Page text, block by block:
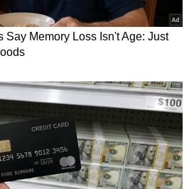
ಯುವಕರು ಕಾಮೆಂಟ್ ಮಾಡಿದ್ದು,
ನಾನು ಹಕ್ಕಿಯಂತೆ
ಎಂದು ಹೇಳಿದ್ದಾರೆ.
ಬೇಸಿಗೆಯ ಕನಸಾಗಿದೆ' ಎಂದು
'ಬದುಕು ಅನುಭವಿಸಲು ಸಮಯವೇ
ಸಂಸ್ಕೃತಿ ಯಾರಿಗೆ ಬೇಕು ಸ್ವಾಮಿ?'